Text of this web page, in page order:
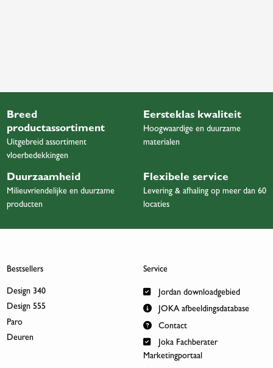
Breed
productassortiment
Uitgebreid assortiment
vloerbedekkingen
Eersteklas kwaliteit
Hoogwaardige en duurzame
materialen
Duurzaamheid
Milieuvriendelijke en duurzame
producten
Flexibele service
Levering & afhaling op meer dan 60
locaties
Bestsellers
Design 340
Design 555
Paro
Deuren
Service
Jordan downloadgebied
JOKA afbeeldingsdatabase
Contact
Joka Fachberater
Marketingportaal